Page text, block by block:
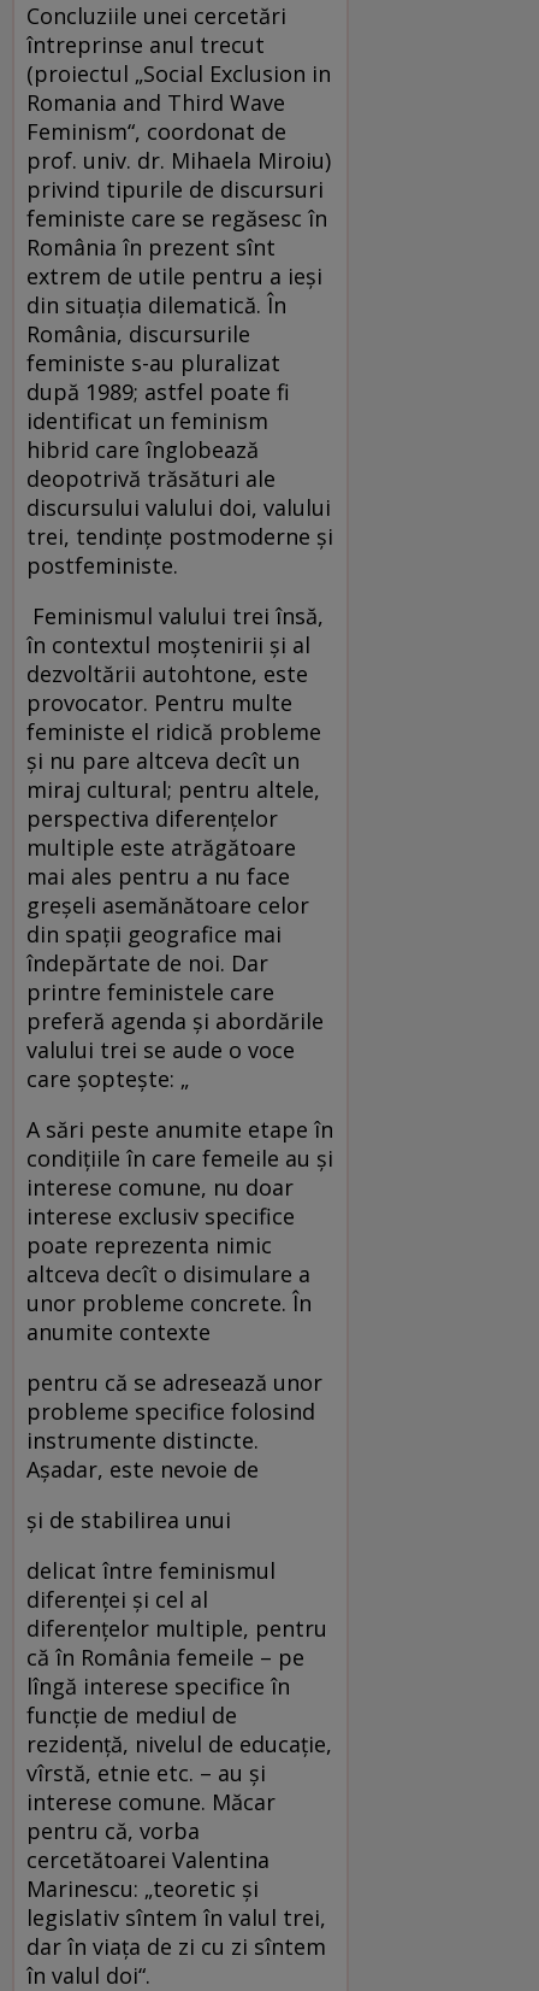
Concluziile unei cercetări
întreprinse anul trecut
(proiectul „Social Exclusion in
Romania and Third Wave
Feminism“, coordonat de
prof. univ. dr. Mihaela Miroiu)
privind tipurile de discursuri
feministe care se regăsesc în
România în prezent sînt
extrem de utile pentru a ieşi
din situaţia dilematică. În
România, discursurile
feministe s-au pluralizat
după 1989; astfel poate fi
identificat un feminism
hibrid care înglobează
deopotrivă trăsături ale
discursului valului doi, valului
trei, tendinţe postmoderne şi
postfeministe.
Feminismul valului trei însă,
în contextul moştenirii şi al
dezvoltării autohtone, este
provocator. Pentru multe
feministe el ridică probleme
şi nu pare altceva decît un
miraj cultural; pentru altele,
perspectiva diferenţelor
multiple este atrăgătoare
mai ales pentru a nu face
greşeli asemănătoare celor
din spaţii geografice mai
îndepărtate de noi. Dar
printre feministele care
preferă agenda şi abordările
valului trei se aude o voce
care şopteşte: „
A sări peste anumite etape în
condiţiile în care femeile au şi
interese comune, nu doar
interese exclusiv specifice
poate reprezenta nimic
altceva decît o disimulare a
unor probleme concrete. În
anumite contexte
pentru că se adresează unor
probleme specifice folosind
instrumente distincte.
Aşadar, este nevoie de
şi de stabilirea unui
delicat între feminismul
diferenţei şi cel al
diferenţelor multiple, pentru
că în România femeile – pe
lîngă interese specifice în
funcţie de mediul de
rezidenţă, nivelul de educaţie,
vîrstă, etnie etc. – au şi
interese comune. Măcar
pentru că, vorba
cercetătoarei Valentina
Marinescu: „teoretic şi
legislativ sîntem în valul trei,
dar în viaţa de zi cu zi sîntem
în valul doi“.